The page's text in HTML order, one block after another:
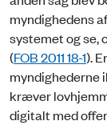
myndighedens
systemet og se,
(FOB 2011 18-1).
myndighederne
kræver
digitalt med